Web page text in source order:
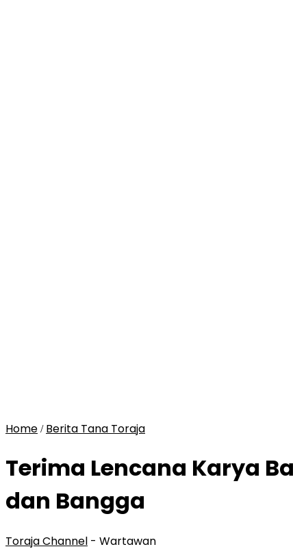
Home / Berita Tana Toraja
Terima Lencana Karya
dan Bangga
Toraja Channel - Wartawan